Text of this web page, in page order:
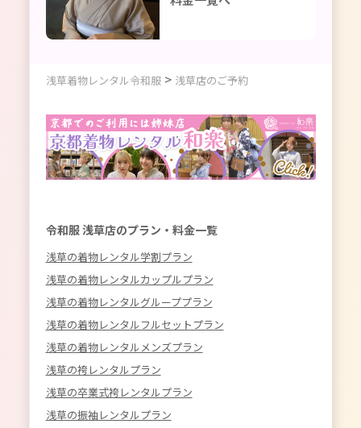
浅草着物レンタル令和服> 浅草店のご予約
令和服 浅草店のプラン・料金一覧
浅草の着物レンタル学割プラン
浅草の着物レンタルカップルプラン
浅草の着物レンタルグループプラン
浅草の着物レンタルフルセットプラン
浅草の着物レンタルメンズプラン
浅草の袴レンタルプラン
浅草の卒業式袴レンタルプラン
浅草の振袖レンタルプラン